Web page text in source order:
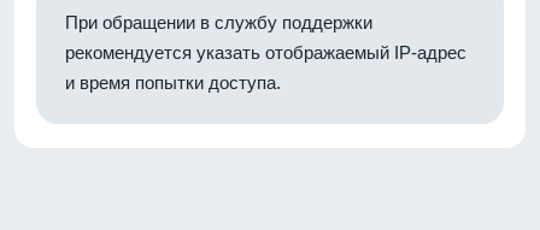
При обращении в службу поддержки
рекомендуется указать отображаемый IP-адрес
и время попытки доступа.